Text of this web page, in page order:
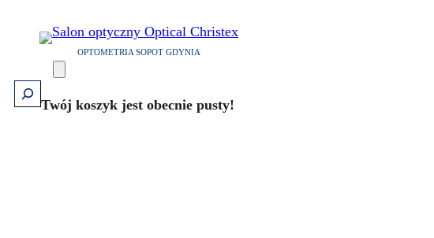
OPTOMETRIA SOPOT GDYNIA
Szukaj
Twój koszyk jest obecnie pusty!